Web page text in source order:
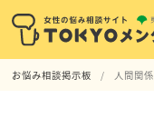
お悩み相談掲示板 人間関係